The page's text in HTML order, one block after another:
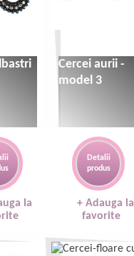
la
Cercei aurii -
model 3
Detalii
produs
+ Adauga la
favorite